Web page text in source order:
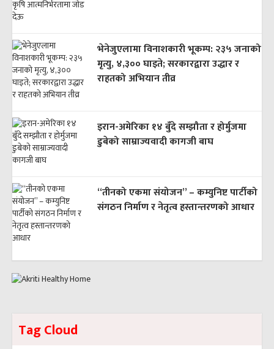
भेनेजुएलामा विनाशकारी भूकम्प: २३५ जनाको
मृत्यु, ४,३०० घाइते; सरकारद्वारा उद्धार र
राहतको अभियान तीव्र
इरान-अमेरिका १४ बुँदे सम्झौता र होर्मुजमा
डुबेको साम्राज्यवादी कागजी बाघ
“तीनको एकमा संयोजन” – कम्युनिष्ट पार्टीको
संगठन निर्माण र नेतृत्व हस्तान्तरणको आधार
Tag Cloud